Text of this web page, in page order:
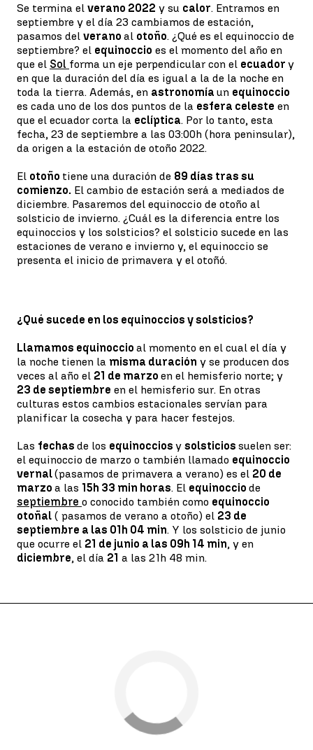
Se termina el verano 2022 y su calor. Entramos en
septiembre y el día 23 cambiamos de estación,
pasamos del verano al otoño. ¿Qué es el equinoccio de
septiembre? el equinoccio es el momento del año en
que el Sol forma un eje perpendicular con el ecuador y
en que la duración del día es igual a la de la noche en
toda la tierra. Además, en astronomía un equinoccio
es cada uno de los dos puntos de la esfera celeste en
que el ecuador corta la eclíptica. Por lo tanto, esta
fecha, 23 de septiembre a las 03:00h (hora peninsular),
da origen a la estación de otoño 2022.
El otoño tiene una duración de 89 días tras su
comienzo. El cambio de estación será a mediados de
diciembre. Pasaremos del equinoccio de otoño al
solsticio de invierno. ¿Cuál es la diferencia entre los
equinoccios y los solsticios? el solsticio sucede en las
estaciones de verano e invierno y, el equinoccio se
presenta el inicio de primavera y el otoñó.
¿Qué sucede en los equinoccios y solsticios?
Llamamos equinoccio al momento en el cual el día y
la noche tienen la misma duración y se producen dos
veces al año el 21 de marzo en el hemisferio norte; y
23 de septiembre en el hemisferio sur. En otras
culturas estos cambios estacionales servían para
planificar la cosecha y para hacer festejos.
Las fechas de los equinoccios y solsticios suelen ser:
el equinoccio de marzo o también llamado equinoccio
vernal(pasamos de primavera a verano) es el 20 de
marzo a las 15h 33 min horas. El equinoccio de
septiembre o conocido también como equinoccio
otoñal ( pasamos de verano a otoño) el 23 de
septiembre a las 01h 04 min. Y los solsticio de junio
que ocurre el 21 de junio a las 09h 14 min, y en
diciembre, el día 21 a las 21h 48 min.